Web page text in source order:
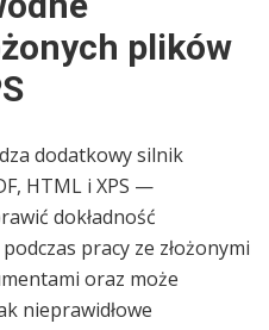
plików
dodatkowy silnik
HTML i XPS —
dokładność
pracy ze złożonymi
oraz może
nieprawidłowe